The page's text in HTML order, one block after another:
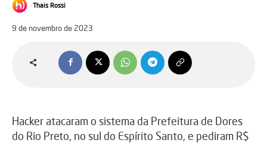
Thais Rossi
9 de novembro de 2023
Hacker atacaram o sistema da Prefeitura de Dores
do Rio Preto, no sul do Espírito Santo, e pediram R$